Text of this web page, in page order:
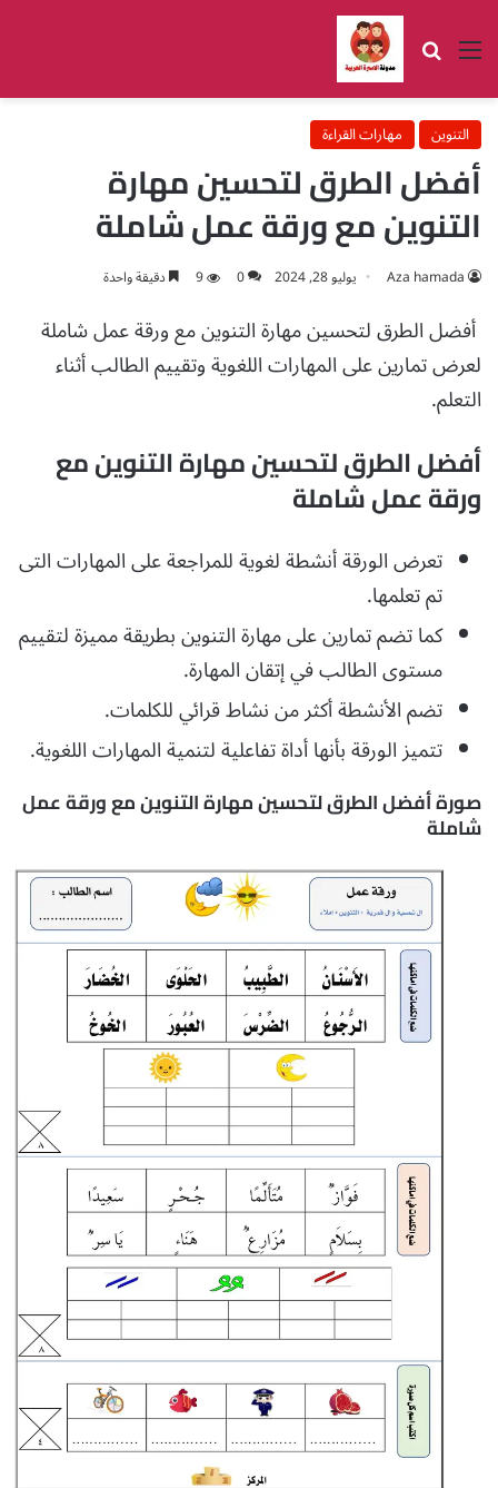
القائمة بحث عن
التنوين مهارات القراءة
أفضل الطرق لتحسين مهارة
التنوين مع ورقة عمل شاملة
Aza hamada يوليو 28, 2024 0
9 دقيقة واحدة
أفضل الطرق لتحسين مهارة التنوين مع ورقة عمل شاملة
لعرض تمارين على المهارات اللغوية وتقييم الطالب أثناء
التعلم.
أفضل الطرق لتحسين مهارة التنوين مع
ورقة عمل شاملة
تعرض الورقة أنشطة لغوية للمراجعة على المهارات التى
تم تعلمها.
كما تضم تمارين على مهارة التنوين بطريقة مميزة لتقييم
مستوى الطالب في إتقان المهارة.
تضم الأنشطة أكثر من نشاط قرائي للكلمات.
تتميز الورقة بأنها أداة تفاعلية لتنمية المهارات اللغوية.
صورة أفضل الطرق لتحسين مهارة التنوين مع ورقة عمل
شاملة